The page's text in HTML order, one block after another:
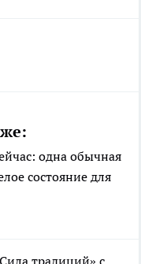
одна обычная
состояние для
традиций» с